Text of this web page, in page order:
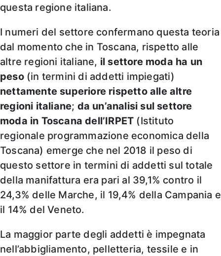
questa regione italiana.
I numeri del settore confermano questa teoria
dal momento che in Toscana, rispetto alle
altre regioni italiane, il settore moda ha un
peso(in termini di addetti impiegati)
nettamente superiore rispetto alle altre
regioni italiane; da un’analisi sul settore
moda in Toscana dell’IRPET (Istituto
regionale programmazione economica della
Toscana) emerge che nel 2018 il peso di
questo settore in termini di addetti sul totale
della manifattura era pari al 39,1% contro il
24,3% delle Marche, il 19,4% della Campania e
il 14% del Veneto.
La maggior parte degli addetti è impegnata
nell’abbigliamento, pelletteria, tessile e in